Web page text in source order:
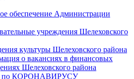
обеспечение Администрации
учреждения Шелеховского
культуры Шелеховского района
о вакансиях в финансовых
Шелеховского района
по КОРОНАВИРУСУ